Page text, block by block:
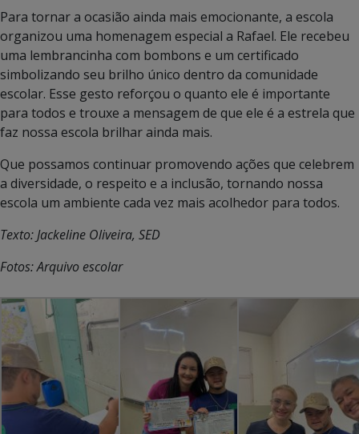
Para tornar a ocasião ainda mais emocionante, a escola
organizou uma homenagem especial a Rafael. Ele recebeu
uma lembrancinha com bombons e um certificado
simbolizando seu brilho único dentro da comunidade
escolar. Esse gesto reforçou o quanto ele é importante
para todos e trouxe a mensagem de que ele é a estrela que
faz nossa escola brilhar ainda mais.
Que possamos continuar promovendo ações que celebrem
a diversidade, o respeito e a inclusão, tornando nossa
escola um ambiente cada vez mais acolhedor para todos.
Texto: Jackeline Oliveira, SED
Fotos: Arquivo escolar